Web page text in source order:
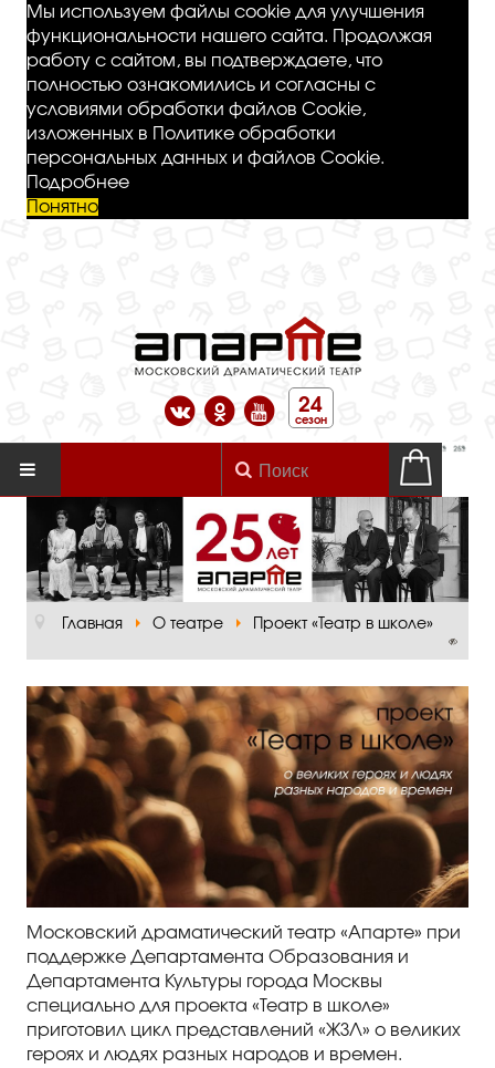
Мы используем файлы cookie для улучшения
функциональности нашего сайта. Продолжая
работу с сайтом, вы подтверждаете, что
полностью ознакомились и согласны с
условиями обработки файлов Cookie,
изложенных в Политике обработки
персональных данных и файлов Cookie.
Подробнее
Понятно
24
сезон
Главная
О театре
Официальная информация
Основная сцена
Малый зал
Проект «Театр в школе»
Отзывы и рецензии
Отзывы зрителей
Правила посещения
Правила группового посещения
Главная О театре Проект «Театр в школе»
Московский драматический театр «Апарте» при
поддержке Департамента Образования и
Департамента Культуры города Москвы
специально для проекта «Театр в школе»
приготовил цикл представлений «ЖЗЛ» о великих
героях и людях разных народов и времен.